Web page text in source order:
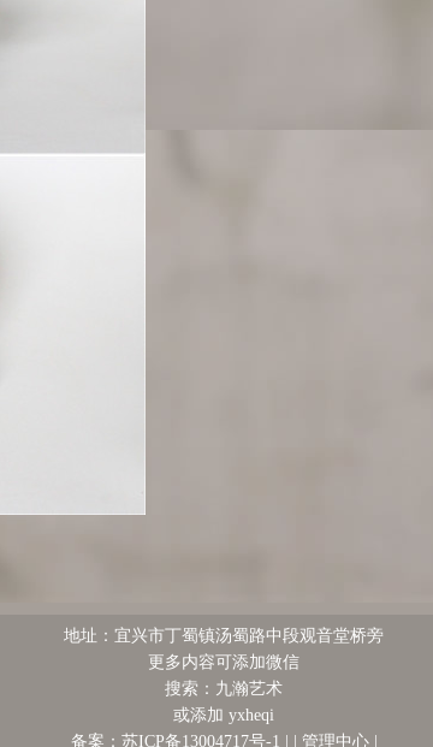
地址：宜兴市丁蜀镇汤蜀路中段观音堂桥旁
更多内容可添加微信
搜索：九瀚艺术
或添加 yxheqi
备案：苏ICP备13004717号-1 |
管理中心|